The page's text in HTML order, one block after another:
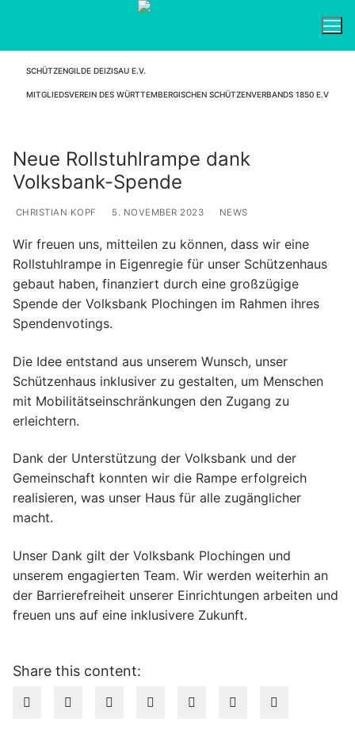
springen
Suchen nach:
SCHÜTZENGILDE DEIZISAU E.V.
MITGLIEDSVEREIN DES WÜRTTEMBERGISCHEN SCHÜTZENVERBANDS 1850 E.V
Neue Rollstuhlrampe dank
Volksbank-Spende
CHRISTIAN KOPF 5. NOVEMBER 2023 NEWS
Wir freuen uns, mitteilen zu können, dass wir eine
Rollstuhlrampe in Eigenregie für unser Schützenhaus
gebaut haben, finanziert durch eine großzügige
Spende der Volksbank Plochingen im Rahmen ihres
Spendenvotings.
Die Idee entstand aus unserem Wunsch, unser
Schützenhaus inklusiver zu gestalten, um Menschen
mit Mobilitätseinschränkungen den Zugang zu
erleichtern.
Dank der Unterstützung der Volksbank und der
Gemeinschaft konnten wir die Rampe erfolgreich
realisieren, was unser Haus für alle zugänglicher
macht.
Unser Dank gilt der Volksbank Plochingen und
unserem engagierten Team. Wir werden weiterhin an
der Barrierefreiheit unserer Einrichtungen arbeiten und
freuen uns auf eine inklusivere Zukunft.
Share this content: